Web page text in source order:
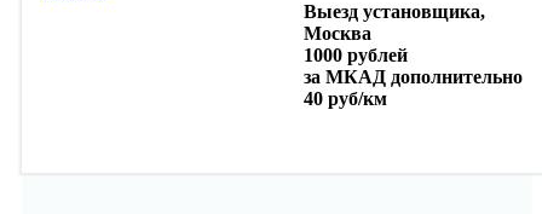
Выезд установщика,
Москва
1000 рублей
за МКАД дополнительно
40 руб/км